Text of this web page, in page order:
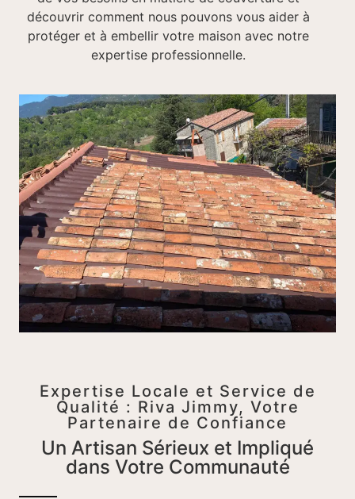
découvrir comment nous pouvons vous aider à
protéger et à embellir votre maison avec notre
expertise professionnelle.
Expertise Locale et Service de
Qualité : Riva Jimmy, Votre
Partenaire de Confiance
Un Artisan Sérieux et Impliqué
dans Votre Communauté